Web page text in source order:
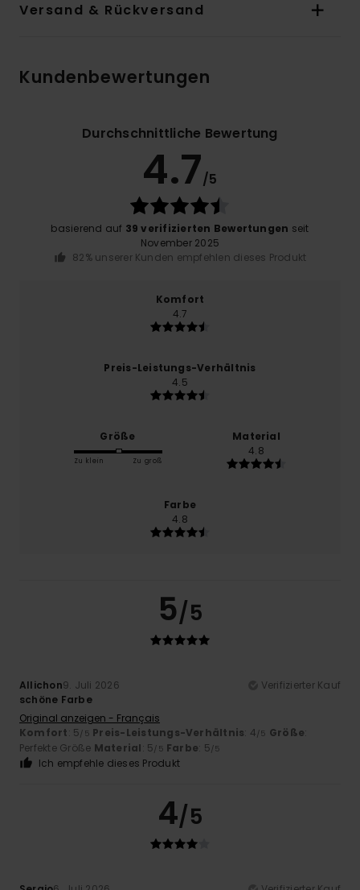
Versand & Rückversand
Kundenbewertungen
Durchschnittliche Bewertung
4.7/5
basierend auf 39 verifizierten Bewertungen seit
November 2025
82% unserer Kunden empfehlen dieses Produkt
Komfort
4.7
Preis-Leistungs-Verhältnis
4.5
Größe
Zu klein Zu groß
Material
4.8
Farbe
4.8
5/5
Allichon9. Juli 2026
Verifizierter Kauf
schöne Farbe
Original anzeigen - Français
Komfort: 5/5 Preis-Leistungs-Verhältnis: 4/5 Größe:
Perfekte Größe Material: 5/5 Farbe: 5/5
Ich empfehle dieses Produkt
4/5